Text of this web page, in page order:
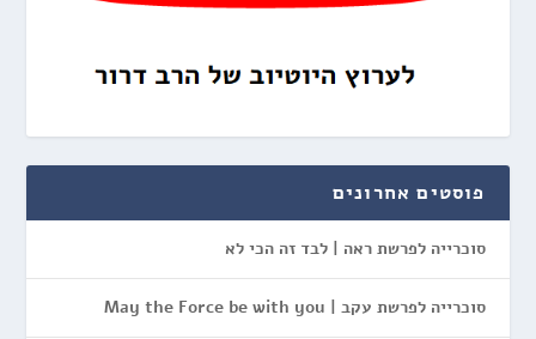
פוסטים אחרונים
סוכרייה לפרשת ראה | לבד זה הכי לא
סוכרייה לפרשת עקב | May the Force be with you